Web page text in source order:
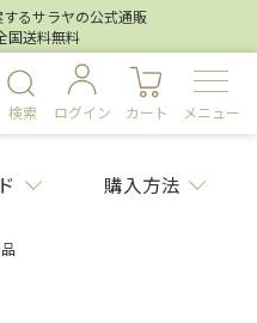
るサラヤの公式通販
国送料無料
検索 ログイン カート メニュー
購入方法